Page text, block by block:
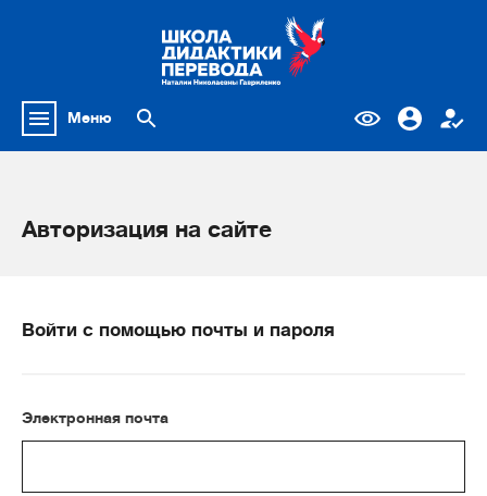
Меню
Авторизация на сайте
Войти с помощью почты и пароля
Электронная почта